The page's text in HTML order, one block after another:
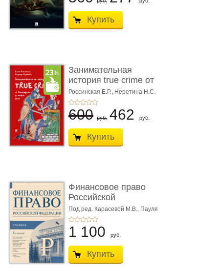
Купить
Занимательная
история true crime от
Гиппократа до � ...
Россинская Е.Р., Неретина Н.С.
600 руб. 462 руб.
Купить
Финансовое право
Российской
Федерации. 5-е изд�
...
Под ред. Карасевой М.В., Пауля
А.Г., Красюкова А.В.
1 100 руб.
Купить